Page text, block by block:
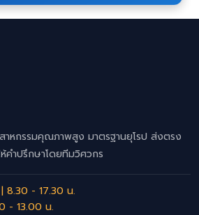
าหกรรมคุณภาพสูง มาตรฐานยุโรป ส่งตรง
คำปรึกษาโดยทีมวิศวกร
8.30 - 17.30 น.
- 13.00 น.